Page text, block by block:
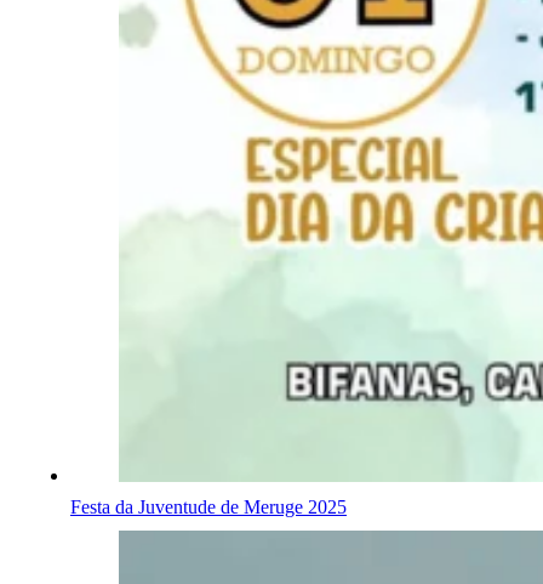
Festa da Juventude de Meruge 2025